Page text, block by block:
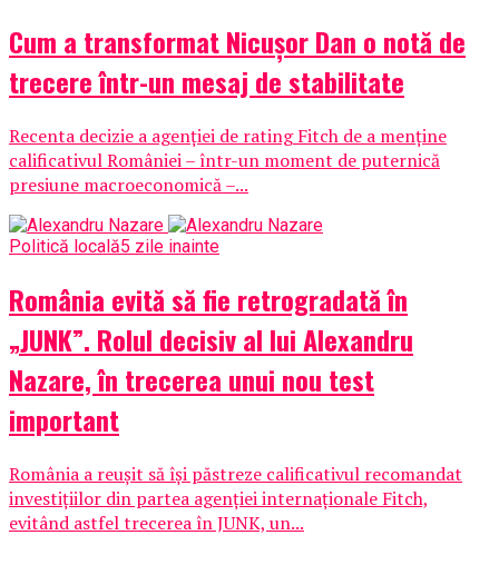
Cum a transformat Nicușor Dan o notă de
trecere într-un mesaj de stabilitate
Recenta decizie a agenției de rating Fitch de a menține
calificativul României – într-un moment de puternică
presiune macroeconomică –...
Politică locală5 zile inainte
România evită să fie retrogradată în
„JUNK”. Rolul decisiv al lui Alexandru
Nazare, în trecerea unui nou test
important
România a reușit să își păstreze calificativul recomandat
investițiilor din partea agenției internaționale Fitch,
evitând astfel trecerea în JUNK, un...